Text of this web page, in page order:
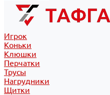
Игрок
Коньки
Клюшки
Перчатки
Трусы
Нагрудники
Щитки